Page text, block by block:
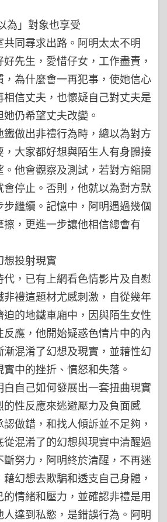
為」對象也享受
同尋求出路。阿明太太不明
先生，愛惜仔女，工作盡責，
，為什麼會一再犯事，使她信心
信丈夫，也懷疑自己對丈夫是
仍希望丈夫改變。
做出非禮行為時，總以為對方
，大家都好想與陌生人有身體接
他會觀察及測試，若對方縮開
停止。否則，他就以為對方默
繼續。記憶中，阿明遇過幾個
，更進一步讓他相信總會有
想投射現實
代，已有上網看色情影片及自慰
非禮這題材尤感刺激，自從幾年
的地鐵車廂中，因與陌生女性
應，他開始疑惑色情片中的內
混淆了幻想及現實，並藉性幻
中的挫折、憤怒和失落。
白自己如何發展出一套扭曲現實
的性反應來逃避壓力及負面感
做錯，和找人傾訴並不足夠，
混淆了的幻想與現實中清醒過
努力，阿明終於清醒，不再迷
幻想去欺騙和透支自己身體，
情緒和壓力，並確認非禮是用
達到私慾，是錯誤行為。阿明